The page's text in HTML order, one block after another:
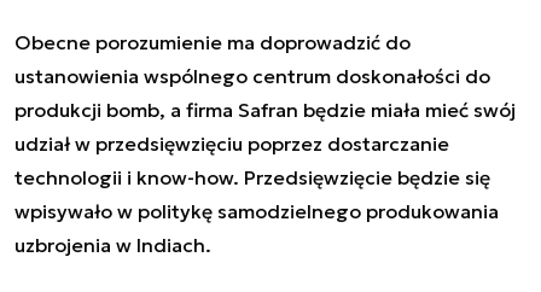
Obecne porozumienie ma doprowadzić do
ustanowienia wspólnego centrum doskonałości do
produkcji bomb, a firma Safran będzie miała mieć swój
udział w przedsięwzięciu poprzez dostarczanie
technologii i know-how. Przedsięwzięcie będzie się
wpisywało w politykę samodzielnego produkowania
uzbrojenia w Indiach.